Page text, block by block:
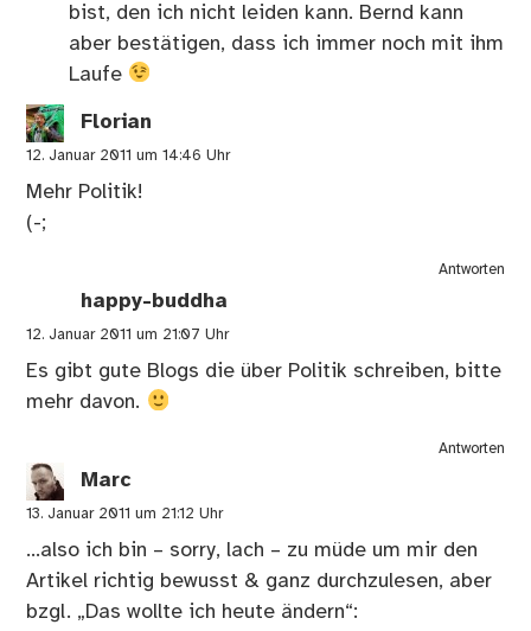
bist, den ich nicht leiden kann. Bernd kann
aber bestätigen, dass ich immer noch mit ihm
Laufe
Florian
12. Januar 2011 um 14:46 Uhr
Mehr Politik!
(-;
Antworten
happy-buddha
12. Januar 2011 um 21:07 Uhr
Es gibt gute Blogs die über Politik schreiben, bitte
mehr davon.
Antworten
Marc
13. Januar 2011 um 21:12 Uhr
…also ich bin – sorry, lach – zu müde um mir den
Artikel richtig bewusst & ganz durchzulesen, aber
bzgl. „Das wollte ich heute ändern“: